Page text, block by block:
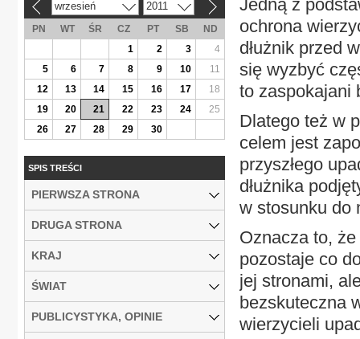
Jedną z
ochrona
dłużnik przed
się wyzbyć
to zaspokajani
Dlatego też w
celem jest
przyszłego
dłużnika
w stosunku do
Oznacza to, że
pozostaje co
jej stronami,
bezskuteczna
wierzycieli
wrzesień 2011
PN WT ŚR CZ PT SB
ND
1
2 3
4
5
6 7 8 9 10
11
12
13 14 15 16 17
18
19
20 21 22 23 24
25
26
27 28 29 30
SPIS TREŚCI
PIERWSZA STRONA
DRUGA STRONA
KRAJ
ŚWIAT
PUBLICYSTYKA, OPINIE